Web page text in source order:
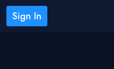
Sign In